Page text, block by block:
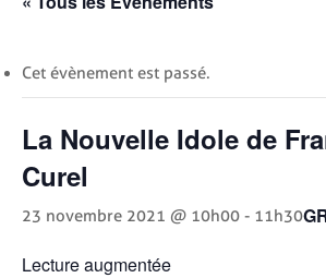
Cet évènement est passé.
La Nouvelle Idole de
Curel
23 novembre 2021 @ 10h00 - 11h30
Lecture augmentée